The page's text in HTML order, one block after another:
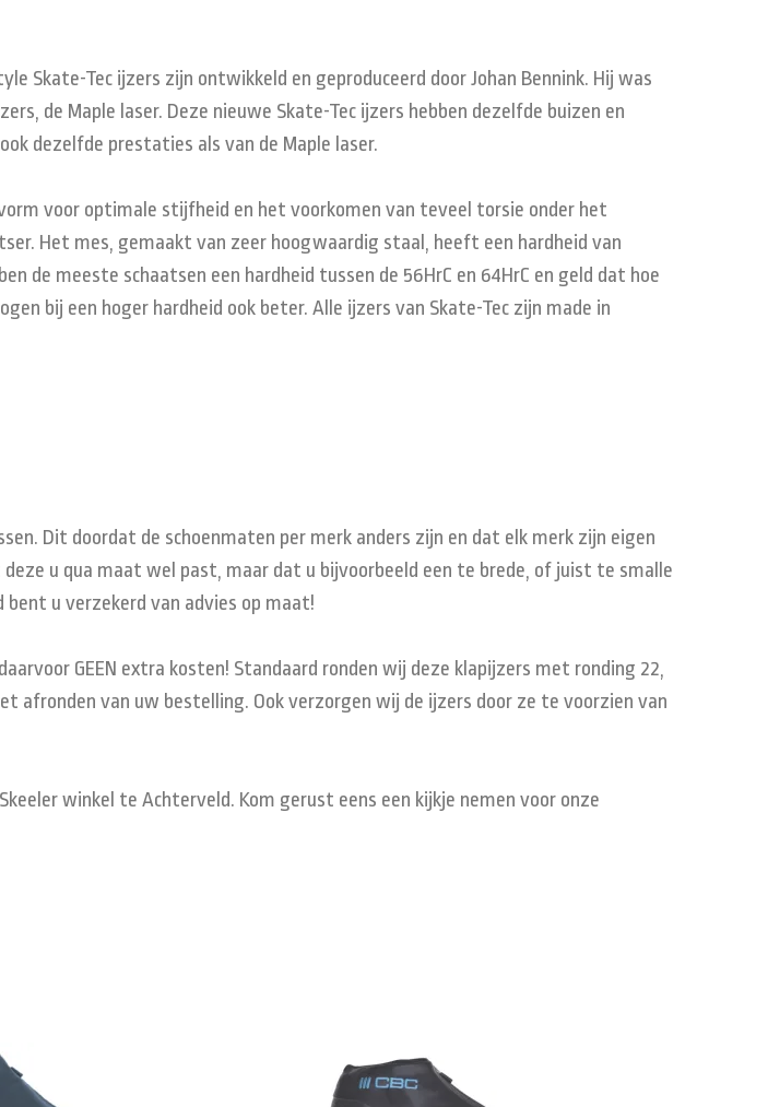
Skate-Tec ijzers zijn ontwikkeld en geproduceerd door Johan Bennink. Hij was
de Maple laser. Deze nieuwe Skate-Tec ijzers hebben dezelfde buizen en
dezelfde prestaties als van de Maple laser.
voor optimale stijfheid en het voorkomen van teveel torsie onder het
Het mes, gemaakt van zeer hoogwaardig staal, heeft een hardheid van
de meeste schaatsen een hardheid tussen de 56HrC en 64HrC en geld dat hoe
bij een hoger hardheid ook beter. Alle ijzers van Skate-Tec zijn made in
Dit doordat de schoenmaten per merk anders zijn en dat elk merk zijn eigen
u qua maat wel past, maar dat u bijvoorbeeld een te brede, of juist te smalle
u verzekerd van advies op maat!
GEEN extra kosten! Standaard ronden wij deze klapijzers met ronding 22,
afronden van uw bestelling. Ook verzorgen wij de ijzers door ze te voorzien van
winkel te Achterveld. Kom gerust eens een kijkje nemen voor onze